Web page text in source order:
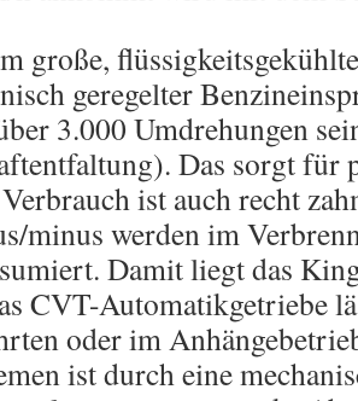
große,
geregelter
3.000 Umdrehungen
Das sorgt für
ist auch recht
minus werden im
Damit liegt das
CVT-Automatikgetriebe
oder im
ist durch eine